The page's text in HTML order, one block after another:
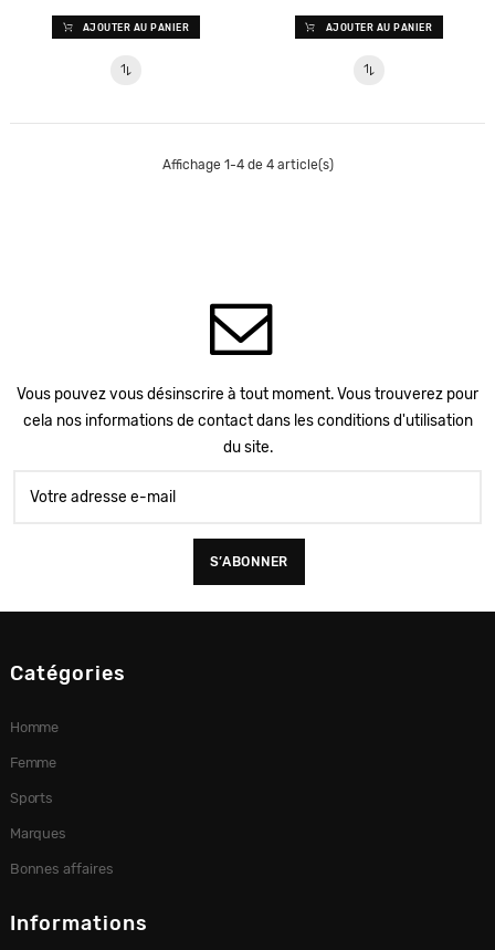
AJOUTER AU PANIER AJOUTER AU PANIER
Affichage 1-4 de 4 article(s)
Vous pouvez vous désinscrire à tout moment. Vous trouverez pour
cela nos informations de contact dans les conditions d'utilisation
du site.
Catégories
Homme
Femme
Sports
Marques
Bonnes affaires
Informations